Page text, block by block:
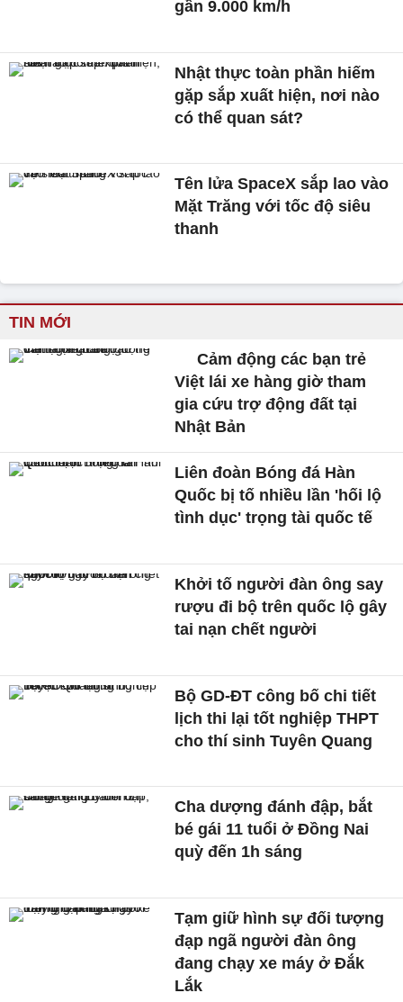
gần 9.000 km/h
Nhật thực toàn phần hiếm
gặp sắp xuất hiện, nơi nào
có thể quan sát?
Tên lửa SpaceX sắp lao vào
Mặt Trăng với tốc độ siêu
thanh
TIN MỚI
Cảm động các bạn trẻ
Việt lái xe hàng giờ tham
gia cứu trợ động đất tại
Nhật Bản
Liên đoàn Bóng đá Hàn
Quốc bị tố nhiều lần 'hối lộ
tình dục' trọng tài quốc tế
Khởi tố người đàn ông say
rượu đi bộ trên quốc lộ gây
tai nạn chết người
Bộ GD-ĐT công bố chi tiết
lịch thi lại tốt nghiệp THPT
cho thí sinh Tuyên Quang
Cha dượng đánh đập, bắt
bé gái 11 tuổi ở Đồng Nai
quỳ đến 1h sáng
Tạm giữ hình sự đối tượng
đạp ngã người đàn ông
đang chạy xe máy ở Đắk
Lắk